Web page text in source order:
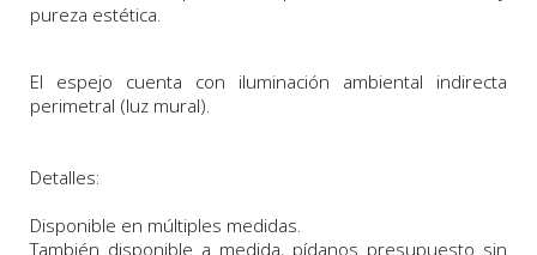
pureza estética.
El espejo cuenta con iluminación ambiental indirecta
perimetral (luz mural).
Detalles:
Disponible en múltiples medidas.
También disponible a medida, pídanos presupuesto sin